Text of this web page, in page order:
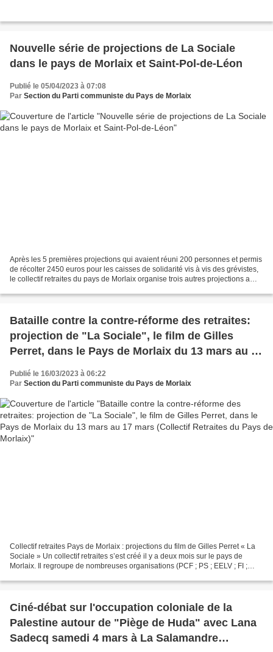
Nouvelle série de projections de La Sociale
dans le pays de Morlaix et Saint-Pol-de-Léon
Publié le 05/04/2023 à 07:08
Par Section du Parti communiste du Pays de Morlaix
Après les 5 premières projections qui avaient réuni 200 personnes et permis
de récolter 2450 euros pour les caisses de solidarité vis à vis des grévistes,
le collectif retraites du pays de Morlaix organise trois autres projections a
Bataille contre la contre-réforme des retraites:
projection de "La Sociale", le film de Gilles
Perret, dans le Pays de Morlaix du 13 mars au 17
Publié le 16/03/2023 à 06:22
Par Section du Parti communiste du Pays de Morlaix
Collectif retraites Pays de Morlaix : projections du film de Gilles Perret « La
Sociale » Un collectif retraites s’est créé il y a deux mois sur le pays de
Morlaix. Il regroupe de nombreuses organisations (PCF ; PS ; EELV ; FI ;
Ciné-débat sur l'occupation coloniale de la
Palestine autour de "Piège de Huda" avec Lana
Sadecq samedi 4 mars à La Salamandre